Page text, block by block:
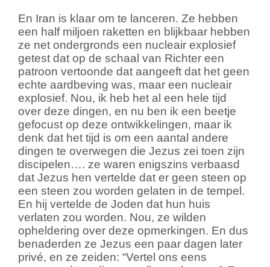
En Iran is klaar om te lanceren. Ze hebben
een half miljoen raketten en blijkbaar hebben
ze net ondergronds een nucleair explosief
getest dat op de schaal van Richter een
patroon vertoonde dat aangeeft dat het geen
echte aardbeving was, maar een nucleair
explosief. Nou, ik heb het al een hele tijd
over deze dingen, en nu ben ik een beetje
gefocust op deze ontwikkelingen, maar ik
denk dat het tijd is om een aantal andere
dingen te overwegen die Jezus zei toen zijn
discipelen…. ze waren enigszins verbaasd
dat Jezus hen vertelde dat er geen steen op
een steen zou worden gelaten in de tempel.
En hij vertelde de Joden dat hun huis
verlaten zou worden. Nou, ze wilden
opheldering over deze opmerkingen. En dus
benaderden ze Jezus een paar dagen later
privé, en ze zeiden: “Vertel ons eens